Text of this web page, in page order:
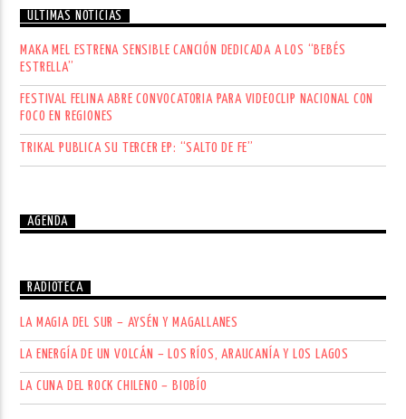
ÚLTIMAS NOTICIAS
MAKA MEL ESTRENA SENSIBLE CANCIÓN DEDICADA A LOS “BEBÉS
ESTRELLA”
FESTIVAL FELINA ABRE CONVOCATORIA PARA VIDEOCLIP NACIONAL CON
FOCO EN REGIONES
TRIKAL PUBLICA SU TERCER EP: “SALTO DE FE”
AGENDA
RADIOTECA
LA MAGIA DEL SUR – AYSÉN Y MAGALLANES
LA ENERGÍA DE UN VOLCÁN – LOS RÍOS, ARAUCANÍA Y LOS LAGOS
LA CUNA DEL ROCK CHILENO – BIOBÍO